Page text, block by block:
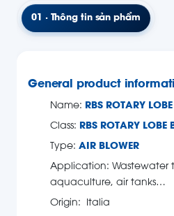
01 · Thông tin sản phẩm
General product
Name: RBS ROTARY
Class: RBS ROTARY LOBE
Type: AIR BLOWER
Application: Wastewater
aquaculture, air tanks…
Origin: Italia